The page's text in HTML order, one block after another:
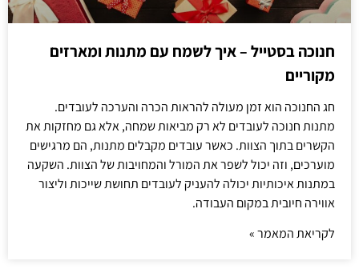
חנוכה בסטייל – איך לשמח עם מתנות ומארזים
מקוריים
חג החנוכה הוא זמן מעולה להראות הכרה והערכה לעובדים.
מתנות חנוכה לעובדים לא רק מביאות שמחה, אלא גם מחזקות את
הקשרים בתוך הצוות. כאשר עובדים מקבלים מתנות, הם מרגישים
מוערכים, וזה יכול לשפר את המורל והמחויבות של הצוות. השקעה
במתנות איכותיות יכולה להעניק לעובדים תחושת שייכות וליצור
אווירה חיובית במקום העבודה.
לקריאת המאמר »